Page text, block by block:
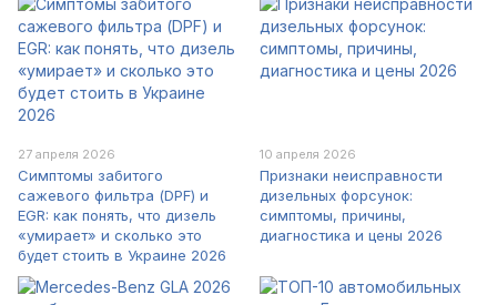
27 апреля 2026
Симптомы забитого
сажевого фильтра (DPF) и
EGR: как понять, что дизель
«умирает» и сколько это
будет стоить в Украине 2026
10 апреля 2026
Признаки неисправности
дизельных форсунок:
симптомы, причины,
диагностика и цены 2026